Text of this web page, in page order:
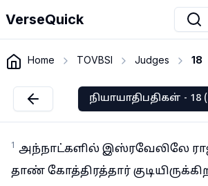
VerseQuick
Home TOVBSI Judges 18
நியாயாதிபதிகள் - 18
1 அந்நாட்களில் இஸ்ரவேலிலே
தாண் கோத்திரத்தார்